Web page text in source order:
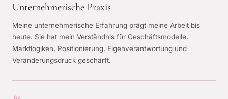
Unternehmerische Praxis
Meine unternehmerische Erfahrung prägt meine Arbeit bis
heute. Sie hat mein Verständnis für Geschäftsmodelle,
Marktlogiken, Positionierung, Eigenverantwortung und
Veränderungsdruck geschärft.